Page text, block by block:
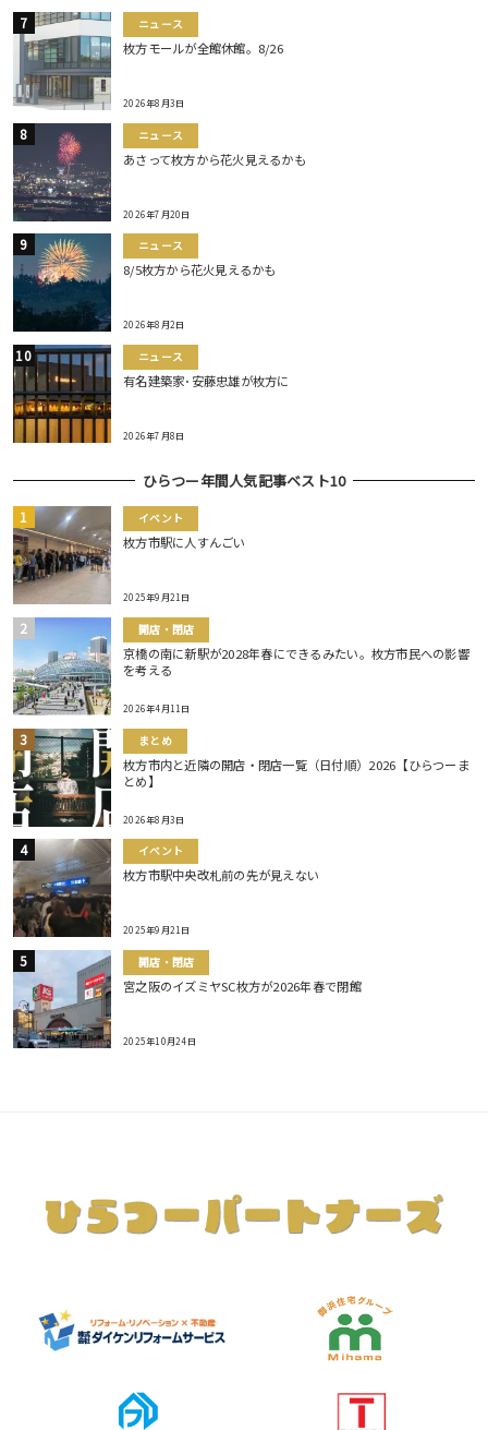
ニュース
枚方モールが全館休館。8/26
2026年8月3日
ニュース
あさって枚方から花火見えるかも
2026年7月20日
ニュース
8/5枚方から花火見えるかも
2026年8月2日
ニュース
有名建築家･安藤忠雄が枚方に
2026年7月8日
ひらつー年間人気記事ベスト10
イベント
枚方市駅に人すんごい
2025年9月21日
開店・閉店
京橋の南に新駅が2028年春にできるみたい。枚方市民への影響
を考える
2026年4月11日
まとめ
枚方市内と近隣の開店・閉店一覧（日付順）2026【ひらつーま
とめ】
2026年8月3日
イベント
枚方市駅中央改札前の先が見えない
2025年9月21日
開店・閉店
宮之阪のイズミヤSC枚方が2026年春で閉館
2025年10月24日